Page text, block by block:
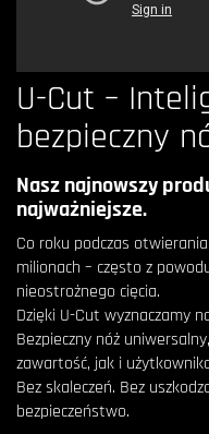
U-Cut –
bezpieczny
Nasz najnowszy
najważniejsze.
Co roku podczas
milionach – często z
nieostrożnego cięcia.
Dzięki U-Cut wyznaczamy
Bezpieczny nóż
zawartość, jak i
Bez skaleczeń. Bez
bezpieczeństwo.